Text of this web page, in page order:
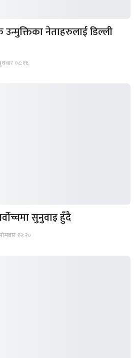
नेताहरुलाई डिल्ली
०८:१६
सुनुवाइ हुँदै
१२:२०